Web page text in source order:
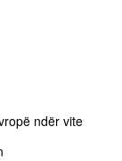
ndër vite